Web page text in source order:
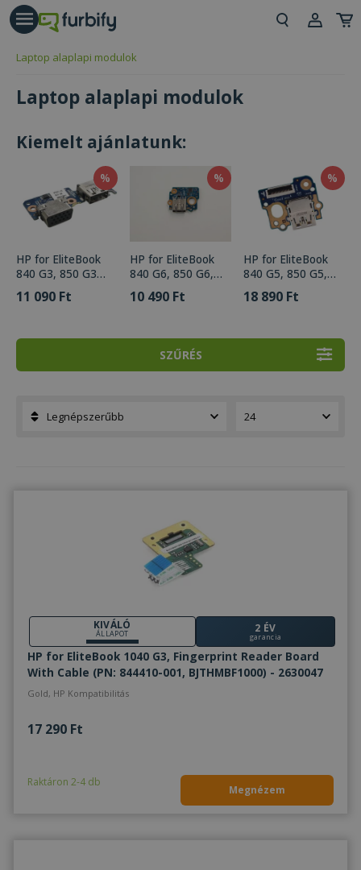
Laptop alaplapi modulok
Laptop alaplapi modulok
Kiemelt ajánlatunk:
%
HP for EliteBook
840 G3, 850 G3
USB, VGA Board
(PN: 836619-001,
11 090 Ft
%
HP for EliteBook
840 G6, 850 G6,
USB Board (PN:
L62735-001,
10 490 Ft
%
HP for EliteBook
840 G5, 850 G5,
USB Board (PN:
L14380-001,
18 890 Ft
SZŰRÉS
KIVÁLÓ
ÁLLAPOT 2 ÉV
garancia
HP for EliteBook 1040 G3, Fingerprint Reader Board
With Cable (PN: 844410-001, BJTHMBF1000) - 2630047
Gold, HP Kompatibilitás
17 290 Ft
Raktáron 2-4 db
Megnézem
gomb